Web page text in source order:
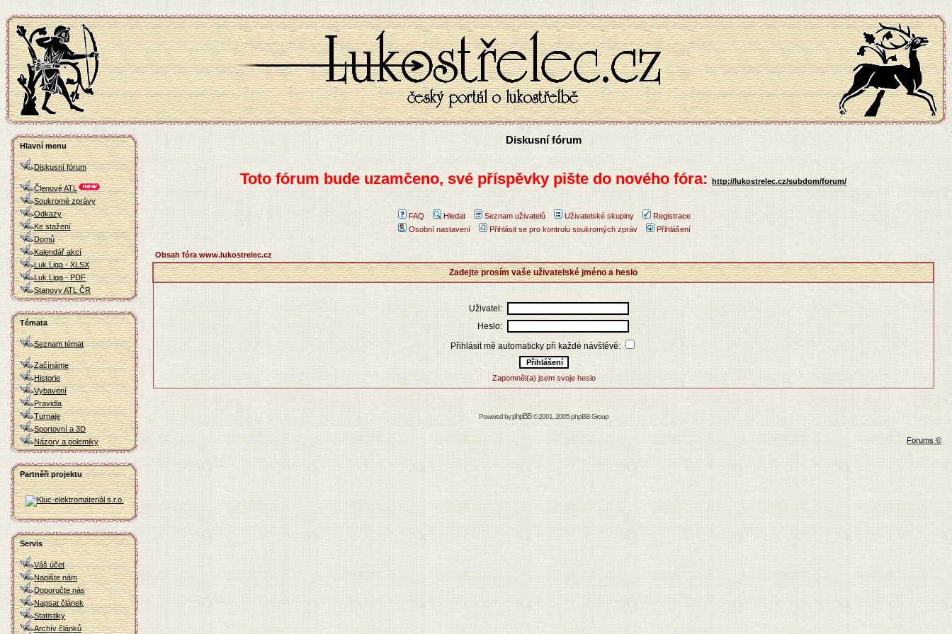
Hlavní menu
Diskusní fórum
Členové ATL
Soukromé zprávy
Odkazy
Ke stažení
Domů
Kalendář akcí
Luk.Liga - XLSX
Luk.Liga - PDF
Stanovy ATL ČR
Témata
Seznam témat
Začínáme
Historie
Vybavení
Pravidla
Turnaje
Sportovní a 3D
Názory a polemiky
Partněři projektu
Servis
Váš účet
Napište nám
Doporučte nás
Napsat článek
Statistiky
Archív článků
Diskusní fórum
Toto fórum bude uzamčeno, své příspěvky pište do nového fóra: http://lukostrelec.cz/subdom/forum/
FAQ Hledat Seznam uživatelů Uživatelské skupiny
Registrace
Osobní nastavení
Přihlásit se pro kontrolu soukromých zpráv Přihlášení
Obsah fóra www.lukostrelec.cz
Zadejte prosím vaše uživatelské jméno a heslo
Uživatel:
Heslo:
Přihlásit mě automaticky při každé návštěvě:
Zapomněl(a) jsem svoje heslo
Powered byphpBB© 2001, 2005 phpBB Group
Forums ©